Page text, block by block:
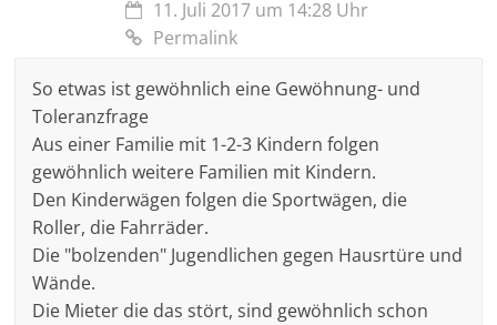
11. Juli 2017 um 14:28 Uhr
Permalink
So etwas ist gewöhnlich eine Gewöhnung- und
Toleranzfrage
Aus einer Familie mit 1-2-3 Kindern folgen
gewöhnlich weitere Familien mit Kindern.
Den Kinderwägen folgen die Sportwägen, die
Roller, die Fahrräder.
Die "bolzenden" Jugendlichen gegen Hausrtüre und
Wände.
Die Mieter die das stört, sind gewöhnlich schon